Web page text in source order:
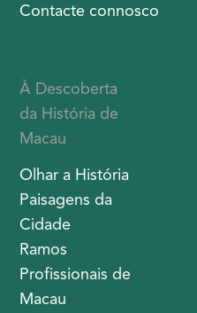
Contacte connosco
À Descoberta
da História de
Macau
Olhar a História
Paisagens da
Cidade
Ramos
Profissionais de
Macau